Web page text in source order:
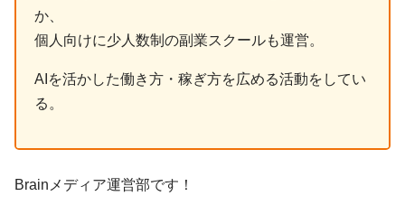
か、
個人向けに少人数制の副業スクールも運営。
AIを活かした働き方・稼ぎ方を広める活動をしてい
る。
Brainメディア運営部です！